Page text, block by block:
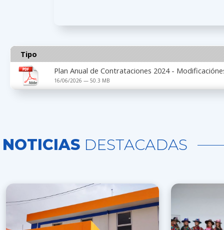
Tipo
Plan Anual de Contrataciones 2024 -
16/06/2026 — 50.3 MB
NOTICIAS DESTACADAS